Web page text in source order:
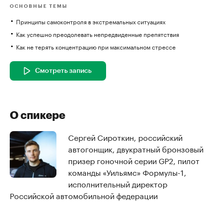
ОСНОВНЫЕ ТЕМЫ
Принципы самоконтроля в экстремальных ситуациях
Как успешно преодолевать непредвиденные препятствия
Как не терять концентрацию при максимальном стрессе
Смотреть запись
О спикере
Сергей Сироткин, российский
автогонщик, двукратный бронзовый
призер гоночной серии GP2, пилот
команды «Уильямс» Формулы-1,
исполнительный директор
Российской автомобильной федерации